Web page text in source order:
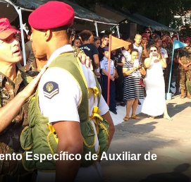
Específico de Auxiliar de